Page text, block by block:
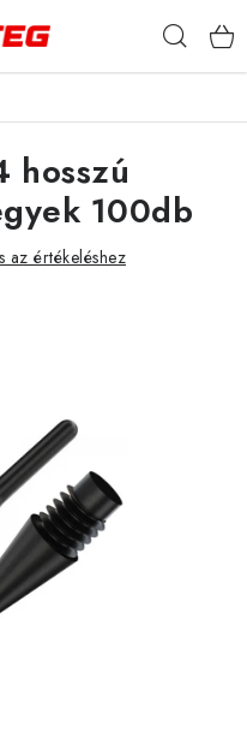
hosszú
100db
az értékeléshez